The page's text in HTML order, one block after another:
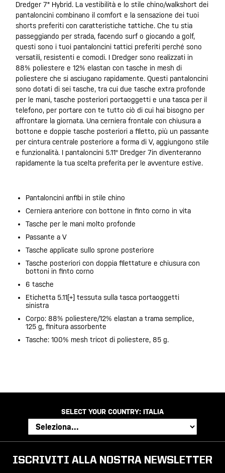
Dredger 7" Hybrid. La vestibilità e lo stile chino/walkshort dei
pantaloncini combinano il comfort e la sensazione dei tuoi
shorts preferiti con caratteristiche tattiche. Che tu stia
passeggiando per strada, facendo surf o giocando a golf,
questi sono i tuoi pantaloncini tattici preferiti perché sono
versatili, resistenti e comodi. I Dredger sono realizzati in
88% poliestere e 12% elastan con tasche in mesh di
poliestere che si asciugano rapidamente. Questi pantaloncini
sono dotati di sei tasche, tra cui due tasche extra profonde
per le mani, tasche posteriori portaoggetti e una tasca per il
telefono, per portare con te tutto ciò di cui hai bisogno per
affrontare la giornata. Una cerniera frontale con chiusura a
bottone e doppie tasche posteriori a filetto, più un passante
per cintura centrale posteriore a forma di V, aggiungono stile
e funzionalità. I pantaloncini 5.11® Dredger 7in diventeranno
rapidamente la tua scelta preferita per le avventure estive.
Pantaloncini anfibi in stile chino
Cerniera anteriore con bottone in finto corno in vita
Tasche per le mani molto profonde
Passante a V
Tasche applicate sullo sprone posteriore
Tasche posteriori con doppia filettature e chiusura con
bottoni in finto corno
6 tasche
Etichetta 5.11[+] tessuta sulla tasca portaoggetti
sinistra
Corpo: 88% poliestere/12% elastan a trama semplice,
125 g, finitura assorbente
Tasche: 100% mesh tricot di poliestere, 85 g.
SELECT YOUR COUNTRY: ITALIA
ISCRIVITI ALLA NOSTRA NEWSLETTER